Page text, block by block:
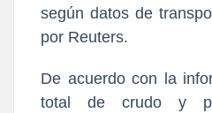
según datos de
por Reuters.
De acuerdo con la
total de crudo y